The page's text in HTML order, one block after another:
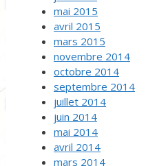
mai 2015
avril 2015
mars 2015
novembre 2014
octobre 2014
septembre 2014
juillet 2014
juin 2014
mai 2014
avril 2014
mars 2014